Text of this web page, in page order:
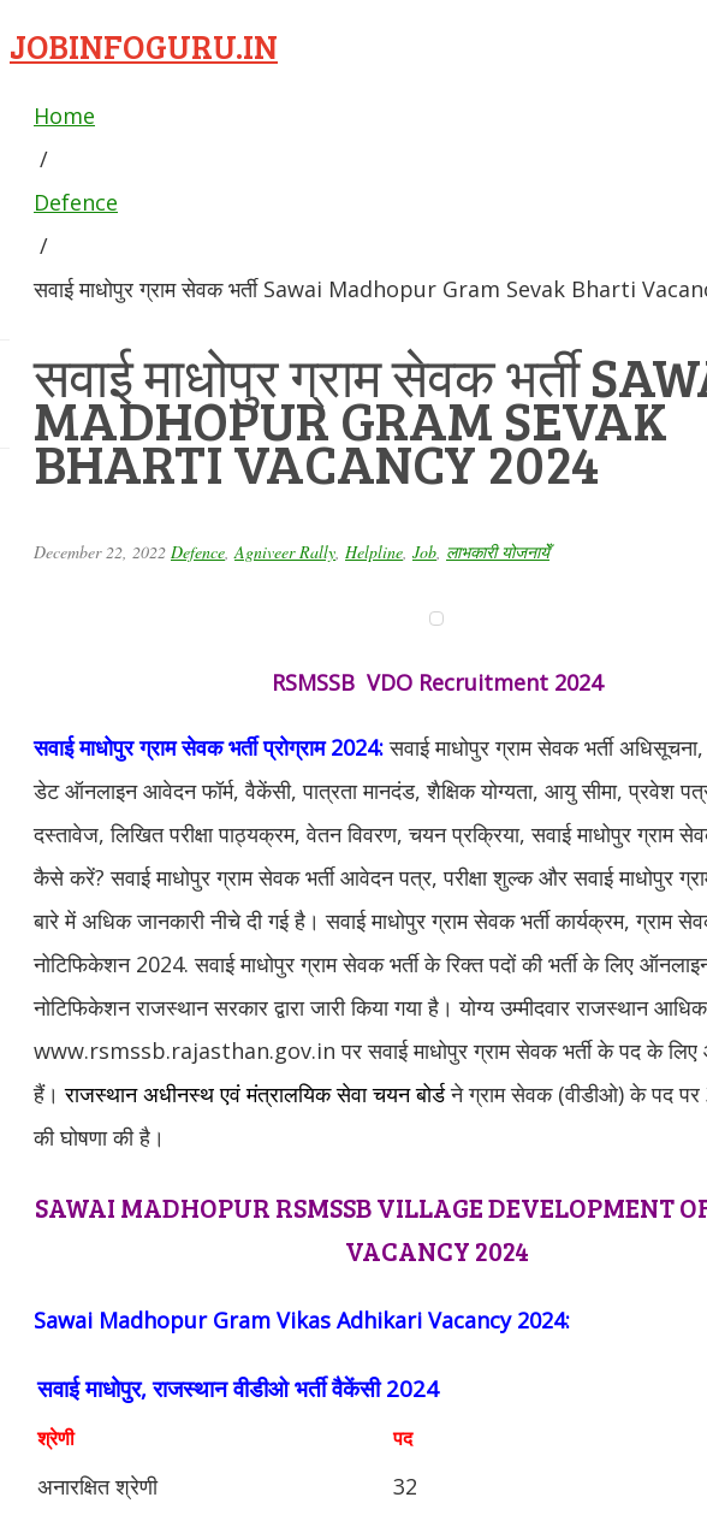
JOBINFOGURU.IN
Home
/
Defence
/
सवाई माधोपुर ग्राम सेवक भर्ती Sawai Madhopur Gram Sevak Bharti
सवाई माधोपुर ग्राम सेवक भर्ती
MADHOPUR GRAM SEVAK
BHARTI VACANCY 2024
December 22, 2022 Defence Agniveer Rally Helpline Job लाभकारी योजनायेँ
RSMSSB VDO Recruitment 2024
सवाई माधोपुरग्राम सेवक भर्ती प्रोग्राम 2024:सवाई माधोपुर ग्राम सेवक भर्ती
डेट ऑनलाइन आवेदन फॉर्म, वैकेंसी, पात्रता मानदंड, शैक्षिक योग्यता, आयु सीमा, प्रवेश
दस्तावेज, लिखित परीक्षा पाठ्यक्रम, वेतन विवरण, चयन प्रक्रिया, सवाई माधोपुर ग्राम
कैसे करें? सवाई माधोपुर ग्राम सेवक भर्ती आवेदन पत्र, परीक्षा शुल्क और सवाई माधोपुर
बारे में अधिक जानकारी नीचे दी गई है। सवाई माधोपुर ग्राम सेवक भर्ती कार्यक्रम, ग्राम
नोटिफिकेशन 2024. सवाई माधोपुर ग्राम सेवक भर्ती के रिक्त पदों की भर्ती के लिए
नोटिफिकेशन राजस्थान सरकार द्वारा जारी किया गया है। योग्य उम्मीदवार राजस्थान
www.rsmssb.rajasthan.gov.in पर सवाई माधोपुर ग्राम सेवक भर्ती के पद के
हैं।राजस्थान अधीनस्थ एवं मंत्रालयिक सेवा चयन बोर्डने ग्राम सेवक (वीडीओ) के पद पर
की घोषणा की है।
SAWAI MADHOPUR RSMSSB VILLAGE DEVELOPMENT
VACANCY 2024
Sawai MadhopurGram Vikas Adhikari Vacancy 2024:
सवाई माधोपुर, राजस्थान वीडीओ भर्ती वैकेंसी 2024
श्रेणी पद
अनारक्षित श्रेणी
32